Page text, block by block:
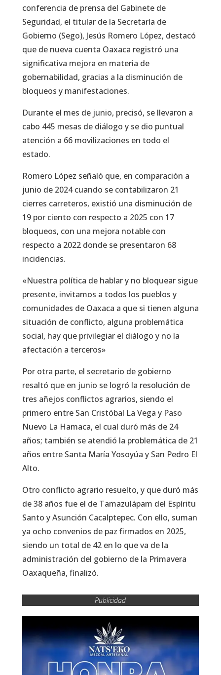
conferencia de prensa del Gabinete de
Seguridad, el titular de la Secretaría de
Gobierno (Sego), Jesús Romero López, destacó
que de nueva cuenta Oaxaca registró una
significativa mejora en materia de
gobernabilidad, gracias a la disminución de
bloqueos y manifestaciones.
Durante el mes de junio, precisó, se llevaron a
cabo 445 mesas de diálogo y se dio puntual
atención a 66 movilizaciones en todo el
estado.
Romero López señaló que, en comparación a
junio de 2024 cuando se contabilizaron 21
cierres carreteros, existió una disminución de
19 por ciento con respecto a 2025 con 17
bloqueos, con una mejora notable con
respecto a 2022 donde se presentaron 68
incidencias.
«Nuestra política de hablar y no bloquear sigue
presente, invitamos a todos los pueblos y
comunidades de Oaxaca a que si tienen alguna
situación de conflicto, alguna problemática
social, hay que privilegiar el diálogo y no la
afectación a terceros»
Por otra parte, el secretario de gobierno
resaltó que en junio se logró la resolución de
tres añejos conflictos agrarios, siendo el
primero entre San Cristóbal La Vega y Paso
Nuevo La Hamaca, el cual duró más de 24
años; también se atendió la problemática de 21
años entre Santa María Yosoyúa y San Pedro El
Alto.
Otro conflicto agrario resuelto, y que duró más
de 38 años fue el de Tamazulápam del Espíritu
Santo y Asunción Cacalptepec. Con ello, suman
ya ocho convenios de paz firmados en 2025,
siendo un total de 42 en lo que va de la
administración del gobierno de la Primavera
Oaxaqueña, finalizó.
Publicidad